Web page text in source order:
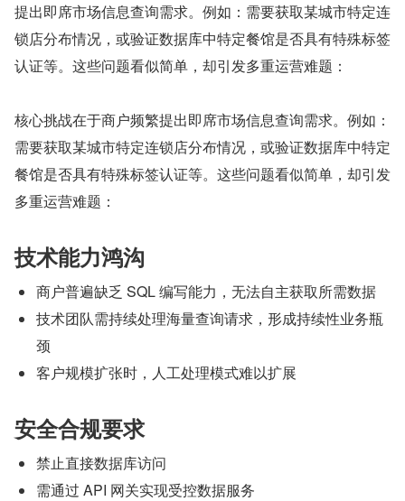
提出即席市场信息查询需求。例如：需要获取某城市特定连
锁店分布情况，或验证数据库中特定餐馆是否具有特殊标签
认证等。这些问题看似简单，却引发多重运营难题：
核心挑战在于商户频繁提出即席市场信息查询需求。例如：
需要获取某城市特定连锁店分布情况，或验证数据库中特定
餐馆是否具有特殊标签认证等。这些问题看似简单，却引发
多重运营难题：
技术能力鸿沟
商户普遍缺乏 SQL 编写能力，无法自主获取所需数据
技术团队需持续处理海量查询请求，形成持续性业务瓶
颈
客户规模扩张时，人工处理模式难以扩展
安全合规要求
禁止直接数据库访问
需通过 API 网关实现受控数据服务